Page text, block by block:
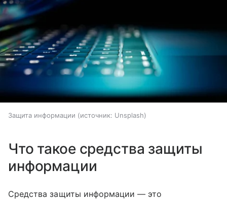
Защита информации источник: Unsplash
Что такое средства защиты
информации
Средства защиты информации — это